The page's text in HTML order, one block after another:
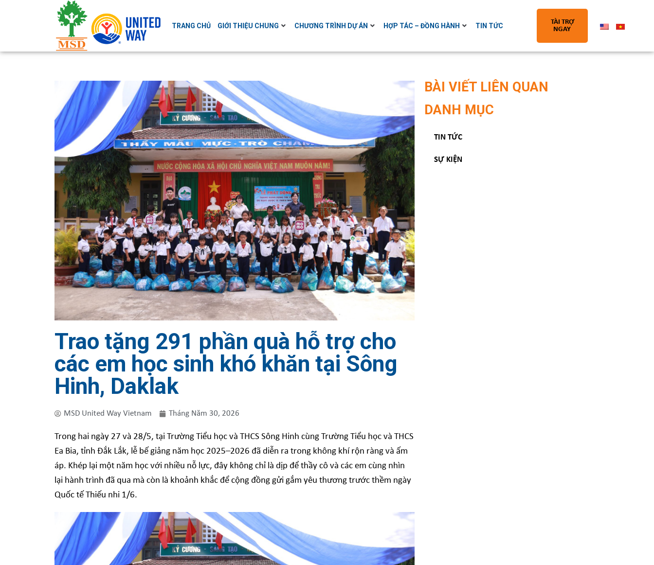
TRANG CHỦ GIỚI THIỆU CHUNG CHƯƠNG TRÌNH DỰ ÁN HỢP TÁC – ĐỒNG HÀNH TIN TỨC
TÀI TRỢ
NGAY
Trao tặng 291 phần quà hỗ trợ cho
các em học sinh khó khăn tại Sông
Hinh, Daklak
MSD United Way Vietnam Tháng Năm 30, 2026
Trong hai ngày 27 và 28/5, tại Trường Tiểu học và THCS Sông Hinh cùng Trường Tiểu học và THCS
Ea Bia, tỉnh Đắk Lắk, lễ bế giảng năm học 2025–2026 đã diễn ra trong không khí rộn ràng và ấm
áp. Khép lại một năm học với nhiều nỗ lực, đây không chỉ là dịp để thầy cô và các em cùng nhìn
lại hành trình đã qua mà còn là khoảnh khắc để cộng đồng gửi gắm yêu thương trước thềm ngày
Quốc tế Thiếu nhi 1/6.
BÀI VIẾT LIÊN QUAN
DANH MỤC
TIN TỨC
SỰ KIỆN